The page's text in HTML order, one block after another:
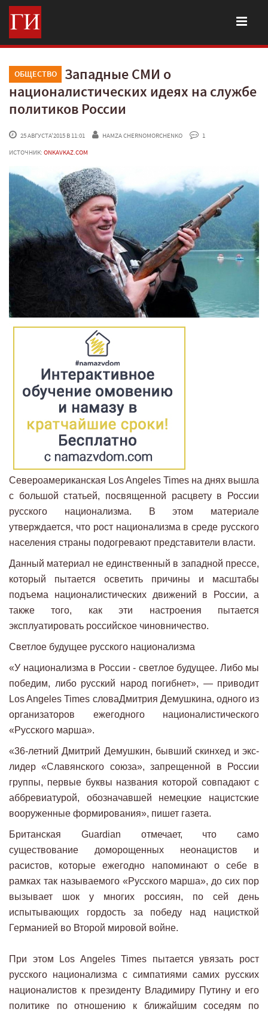
ОБЩЕСТВО
Западные СМИ о
националистических идеях на службе
политиков России
25 АВГУСТА'2015 В 11:01 HAMZA CHERNOMORCHENKO
1
ИСТОЧНИК: ONKAVKAZ.COM
Североамериканская Los Angeles Times на днях вышла
с большой статьей, посвященной расцвету в России
русского национализма. В этом материале
утверждается, что рост национализма в среде русского
населения страны подогревают представители власти.
Данный материал не единственный в западной прессе,
который пытается осветить причины и масштабы
подъема националистических движений в России, а
также того, как эти настроения пытается
эксплуатировать российское чиновничество.
Светлое будущее русского национализма
«У национализма в России - светлое будущее. Либо мы
победим, либо русский народ погибнет», — приводит
Los Angeles Times словаДмитрия Демушкина, одного из
организаторов ежегодного националистического
«Русского марша».
«36-летний Дмитрий Демушкин, бывший скинхед и экс-
лидер «Славянского союза», запрещенной в России
группы, первые буквы названия которой совпадают с
аббревиатурой, обозначавшей немецкие нацистские
вооруженные формирования», пишет газета.
Британская Guardian отмечает, что само
существование доморощенных неонацистов и
расистов, которые ежегодно напоминают о себе в
рамках так называемого «Русского марша», до сих пор
вызывает шок у многих россиян, по сей день
испытывающих гордость за победу над нацисткой
Германией во Второй мировой войне.
При этом Los Angeles Times пытается увязать рост
русского национализма с симпатиями самих русских
националистов к президенту Владимиру Путину и его
политике по отношению к ближайшим соседям по